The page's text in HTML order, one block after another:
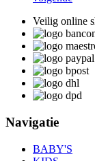
Veilig online
Navigatie
BABY'S